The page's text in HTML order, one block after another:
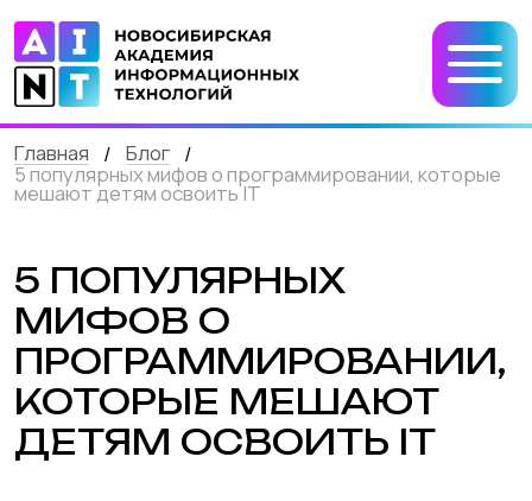
Главная / Блог /
5 популярных мифов о программировании, которые
мешают детям освоить IT
МИФОВ О
ПРОГРАММИРОВАНИИ,
КОТОРЫЕ МЕШАЮТ
ДЕТЯМ ОСВОИТЬ IT
←Вернуться к списку